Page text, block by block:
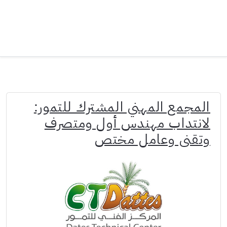
المجمع المهني المشترك للتمور:
لانتداب مهندس أول ومتصرف
وتقني وعامل مختص